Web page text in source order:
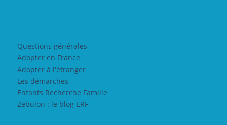
Questions générales
Adopter en France
Adopter à l'étranger
Les démarches
Enfants Recherche Famille
Zebulon : le blog ERF